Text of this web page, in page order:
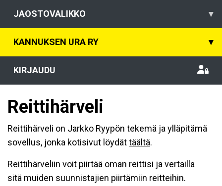
JAOSTOVALIKKO ▾
KANNUKSEN URA RY ▾
KIRJAUDU
Reittihärveli
Reittihärveli on Jarkko Ryypön tekemä ja ylläpitämä
sovellus, jonka kotisivut löydättäältä.
Reittihärveliin voit piirtää oman reittisi ja vertailla
sitä muiden suunnistajien piirtämiin reitteihin.